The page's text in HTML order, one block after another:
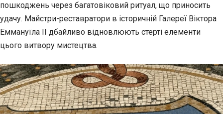
пошкоджень через багатовіковий ритуал, що приносить
удачу. Майстри-реставратори в історичній Галереї Віктора
Еммануїла II дбайливо відновлюють стерті елементи
цього витвору мистецтва.